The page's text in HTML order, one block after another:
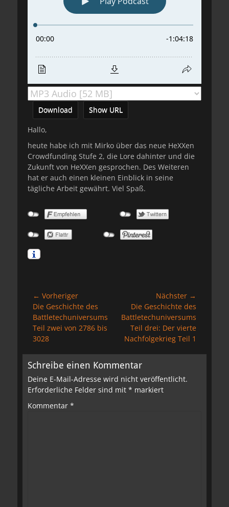
Download Show URL
Hallo,
heute habe ich mit Mirko über das neue HeXXen
Crowdfunding Stufe 2, die Lore dahinter und die
Zukunft von HeXXen gesprochen. Des Weiteren
hat er auch einen kleinen Einblick in seine
tägliche Arbeit gewährt. Viel Spaß.
Beitragsnavigation
← Vorheriger
Vorheriger
Beitrag:
Die Geschichte des
Battletechuniversums
Teil zwei von 2786 bis
3028
Nächster →
Nächster
Beitrag:
Die Geschichte des
Battletechuniversums
Teil drei: Der vierte
Nachfolgekrieg Teil 1
Schreibe einen Kommentar
Deine E-Mail-Adresse wird nicht veröffentlicht.
Erforderliche Felder sind mit * markiert
Kommentar *